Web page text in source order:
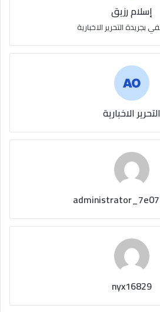
إسلام رزيق
بجريدة التحرير الاخبارية
التحرير الاخبارية
nyx16829